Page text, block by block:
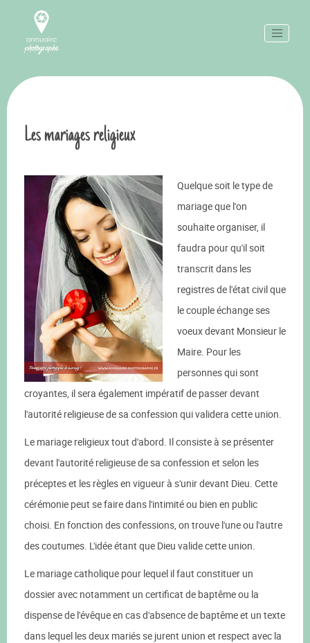
Les mariages religieux
Quelque soit le type de
mariage que l'on
souhaite organiser, il
faudra pour qu'il soit
transcrit dans les
registres de l'état civil que
le couple échange ses
voeux devant Monsieur le
Maire. Pour les
personnes qui sont
croyantes, il sera également impératif de passer devant
l'autorité religieuse de sa confession qui validera cette union.
Le mariage religieux tout d'abord. Il consiste à se présenter
devant l'autorité religieuse de sa confession et selon les
préceptes et les règles en vigueur à s'unir devant Dieu. Cette
cérémonie peut se faire dans l'intimité ou bien en public
choisi. En fonction des confessions, on trouve l'une ou l'autre
des coutumes. L'idée étant que Dieu valide cette union.
Le mariage catholique pour lequel il faut constituer un
dossier avec notamment un certificat de baptême ou la
dispense de l'évêque en cas d'absence de baptême et un texte
dans lequel les deux mariés se jurent union et respect avec la